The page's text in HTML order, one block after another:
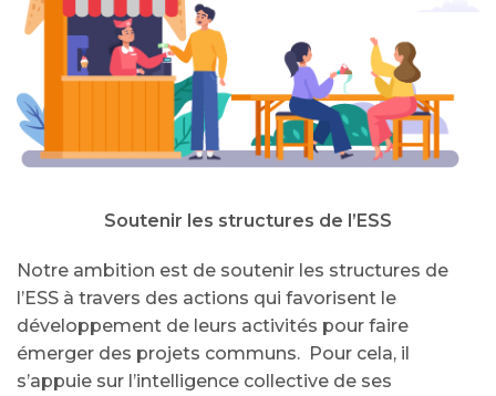
Soutenir les structures de l’ESS
Notre ambition est de soutenir les structures de
l’ESS à travers des actions qui favorisent le
développement de leurs activités pour faire
émerger des projets communs. Pour cela, il
s’appuie sur l’intelligence collective de ses